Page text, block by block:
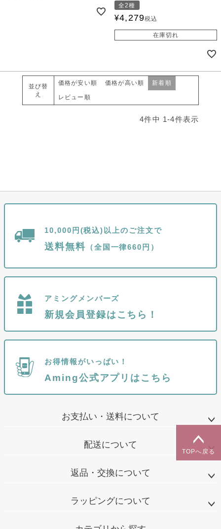
全2種
¥4,279税込
在庫切れ
並び替
え
価格が安い順 価格が高い順 新着順
レビュー順
4件中 1-4件表示
TOPへ戻る
10,000円(税込)以上のご注文で
送料無料 （全国一律660円）
アミングメンバーズ
新規会員登録はこちら！
お得情報がいっぱい！
Aming公式アプリはこちら
お支払い・送料について
配送について
返品・交換について
ラッピングについて